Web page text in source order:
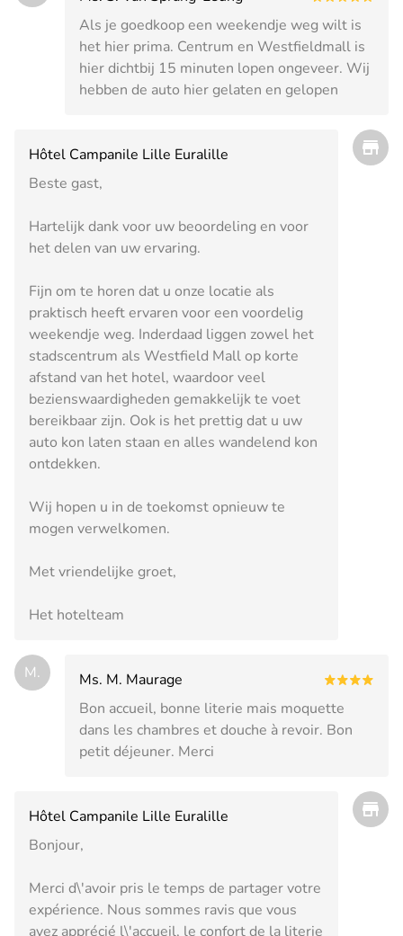
Als je goedkoop een weekendje weg wilt is
het hier prima. Centrum en Westfieldmall is
hier dichtbij 15 minuten lopen ongeveer. Wij
hebben de auto hier gelaten en gelopen
Hôtel Campanile Lille Euralille
Beste gast,
Hartelijk dank voor uw beoordeling en voor
het delen van uw ervaring.
Fijn om te horen dat u onze locatie als
praktisch heeft ervaren voor een voordelig
weekendje weg. Inderdaad liggen zowel het
stadscentrum als Westfield Mall op korte
afstand van het hotel, waardoor veel
bezienswaardigheden gemakkelijk te voet
bereikbaar zijn. Ook is het prettig dat u uw
auto kon laten staan en alles wandelend kon
ontdekken.
Wij hopen u in de toekomst opnieuw te
mogen verwelkomen.
Met vriendelijke groet,
Het hotelteam
M.
Ms. M. Maurage
Bon accueil, bonne literie mais moquette
dans les chambres et douche à revoir. Bon
petit déjeuner. Merci
Hôtel Campanile Lille Euralille
Bonjour,
Merci d\'avoir pris le temps de partager votre
expérience. Nous sommes ravis que vous
ayez apprécié l\'accueil, le confort de la literie